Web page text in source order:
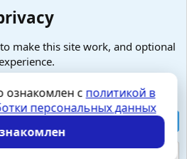
анонимно
и правила
Помощь
S
to make this site work, and optional
configure your preferences
optional cookies
ознакомлен с политикой в
персональных данных